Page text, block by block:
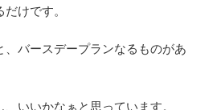
けです。
、バースデープランなるものがあ
いいかなぁと思っています。